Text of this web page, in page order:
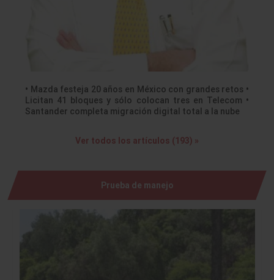
• Mazda festeja 20 años en México con grandes retos •
Licitan 41 bloques y sólo colocan tres en Telecom •
Santander completa migración digital total a la nube
Ver todos los artículos (193) »
Prueba de manejo